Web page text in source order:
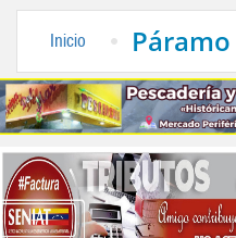
Inicio Páramo